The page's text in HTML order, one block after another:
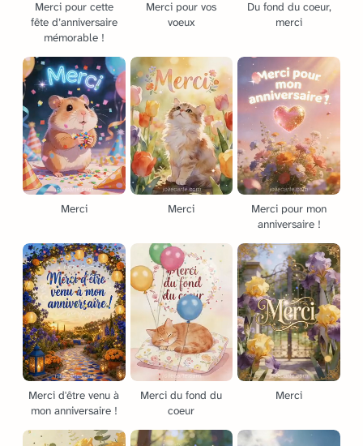
Merci pour cette
fête d’anniversaire
mémorable !
Merci pour vos
voeux
Du fond du coeur,
merci
Merci Merci
Merci pour mon
anniversaire !
Merci d'être venu à
mon anniversaire !
Merci du fond du
coeur
Merci